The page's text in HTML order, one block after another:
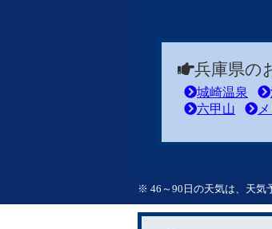
兵庫県の
城崎温泉
六甲山
※ 46～90日の天気は、天気